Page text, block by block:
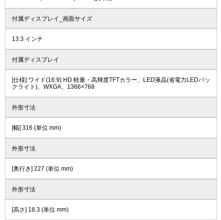
付属ディスプレイ_画面サイズ
13.3 インチ
付属ディスプレイ
[仕様] ワイド(16:9) HD 軽量・高輝度TFTカラー、LED液晶(省電力LEDバッ
クライト)、WXGA、1366×768
外形寸法
[幅] 316 (単位 mm)
外形寸法
[奥行き] 227 (単位 mm)
外形寸法
[高さ] 18.3 (単位 mm)